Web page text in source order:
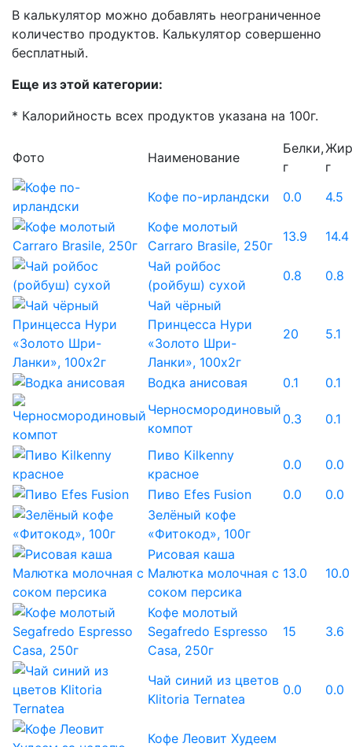
В калькулятор можно добавлять неограниченное
количество продуктов. Калькулятор совершенно
бесплатный.
Еще из этой категории:
* Калорийность всех продуктов указана на 100г.
Фото Наименование
Белки,
г
г
Кофе по-ирландски
0.0
4.5
Кофе молотый
Carraro Brasile, 250г
13.9
14.4
Чай ройбос
(ройбуш) сухой
0.8
0.8
Чай чёрный
Принцесса Нури
«Золото Шри-
Ланки», 100х2г
20 5.1
Водка анисовая 0.1
0.1
Черносмородиновый
компот
0.3 0.1
Пиво Kilkenny
красное
0.0
0.0
Пиво Efes Fusion
0.0
0.0
Зелёный кофе
«Фитокод», 100г
Рисовая каша
Малютка молочная с
соком персика
13.0 10.0
Кофе молотый
Segafredo Espresso
Casa, 250г
15 3.6
Чай синий из цветов
Klitoria Ternatea
0.0 0.0
Кофе Леовит Худеем